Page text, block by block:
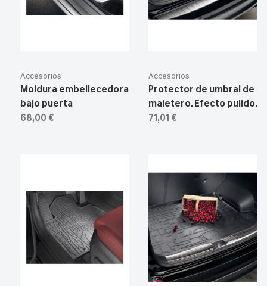
Accesorios
Moldura embellecedora
bajo puerta
68,00 €
Accesorios
Protector de umbral de
maletero. Efecto pulido.
71,01 €